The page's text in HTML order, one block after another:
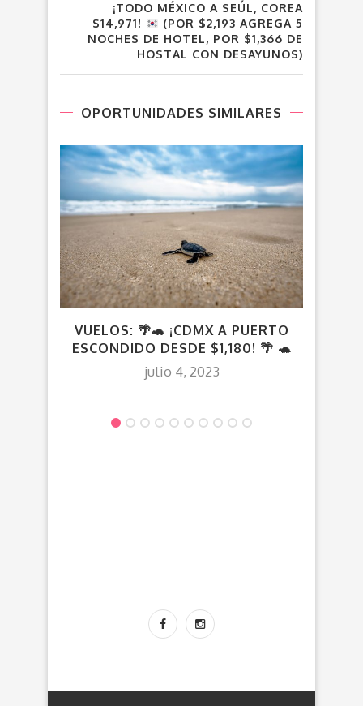
¡TODO MÉXICO A SEÚL, COREA
$14,971!
(POR $2,193 AGREGA 5
NOCHES DE HOTEL, POR $1,366 DE
HOSTAL CON DESAYUNOS)
OPORTUNIDADES SIMILARES
VUELOS: 🌴🐢 ¡CDMX A PUERTO
ESCONDIDO DESDE $1,180! 🌴 🐢
julio 4, 2023